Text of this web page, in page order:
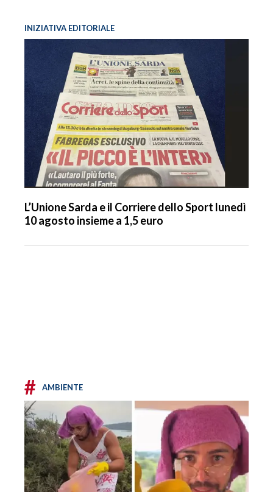
INIZIATIVA EDITORIALE
L’Unione Sarda e il Corriere dello Sport lunedì
10 agosto insieme a 1,5 euro
# AMBIENTE